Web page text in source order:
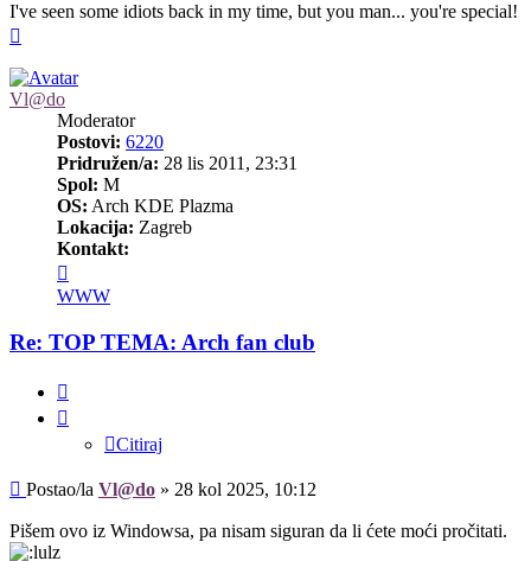
I've seen some idiots back in my time, but you man... you're special!
Vl@do
Moderator
Postovi: 6220
Pridružen/a: 28 lis 2011, 23:31
Spol: M
OS: Arch KDE Plazma
Lokacija: Zagreb
Kontakt:
korisnika/cu
Vl@do
WWW
Re: TOP TEMA: Arch fan club
Citiraj
Post
Postao/la Vl@do » 28 kol 2025, 10:12
Pišem ovo iz Windowsa, pa nisam siguran da li ćete moći pročitati.